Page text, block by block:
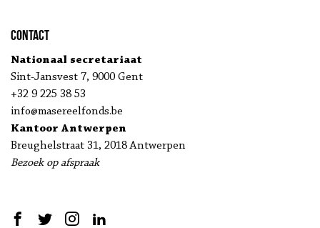
Contact
Nationaal secretariaat
Sint-Jansvest 7, 9000 Gent
+32 9 225 38 53
info@masereelfonds.be
Kantoor Antwerpen
Breughelstraat 31, 2018 Antwerpen
Bezoek op afspraak